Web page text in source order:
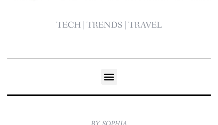
TECH | TRENDS | TRAVEL